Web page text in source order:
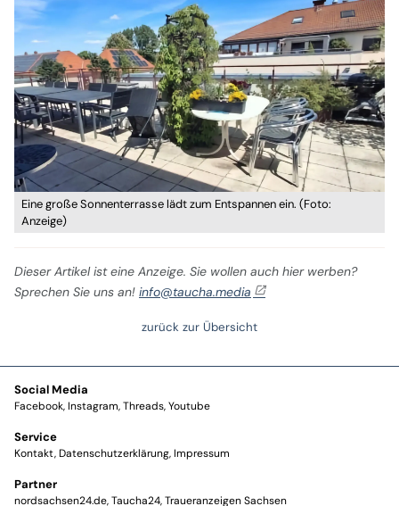
Eine große Sonnenterrasse lädt zum Entspannen ein. (Foto:
Anzeige)
Dieser Artikel ist eine Anzeige. Sie wollen auch hier werben?
Sprechen Sie uns an! info@taucha.media
zurück zur Übersicht
Social Media
Facebook Instagram Threads Youtube
Service
Kontakt Datenschutzerklärung Impressum
Partner
nordsachsen24.de Taucha24 Traueranzeigen Sachsen